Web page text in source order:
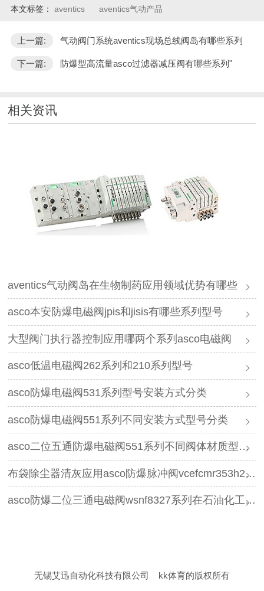
本文标签： aventics aventics气动产品
上一篇: 气动阀门系统aventics现场总线阀岛有哪些系列
下一篇: 防爆型高流量asco过滤器减压阀有哪些系列"
相关资讯
aventics气动阀岛在生物制药应用领域优势有哪些
asco本安防爆电磁阀jpis和jisis有哪些系列型号
大型阀门执行器控制应用哪两个系列asco电磁阀
asco低温电磁阀262系列和210系列型号
asco防爆电磁阀531系列型号安装方式分类
asco防爆电磁阀551系列不同安装方式型号分类
asco二位五通防爆电磁阀551系列不同阀体材质型号分类
布袋除尘器清灰应用asco防爆脉冲阀vcefcmr353h230的优势有哪些
asco防爆二位三通电磁阀wsnf8327系列在石油化工领域的应用优势有哪些
无锡艾迅自动化科技有限公司
kk体育的版权所有